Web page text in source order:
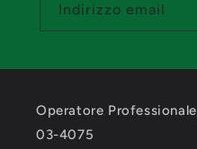
Indirizzo email
Operatore
03-4075